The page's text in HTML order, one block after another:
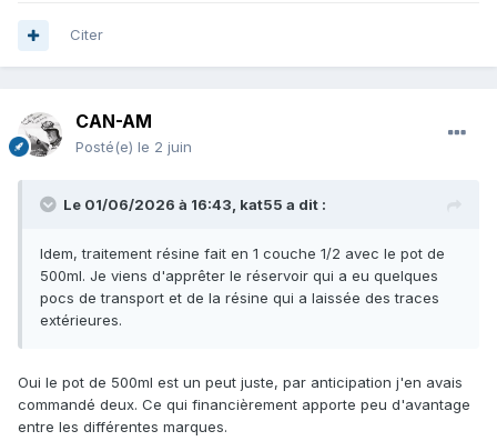
Temps de séchage entre 12 et 24 heures suivant
plus s'évaporer. Et le produit se transformera en mousse
expensive.
Citer
CAN-AM
Posté(e) le 2 juin
Le 01/06/2026 à 16:43, kat55 a dit :
Idem, traitement résine fait en 1 couche 1/2 avec le pot de
500ml. Je viens d'apprêter le réservoir qui a eu quelques
pocs de transport et de la résine qui a laissée des traces
extérieures.
Oui le pot de 500ml est un peut juste, par anticipation j'en avais
commandé deux. Ce qui financièrement apporte peu d'avantage
entre les différentes marques.